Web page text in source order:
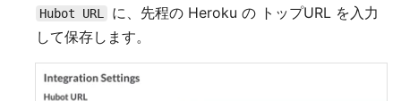
Hubot URL
に、先程の Heroku の トップURL を入力
して保存します。